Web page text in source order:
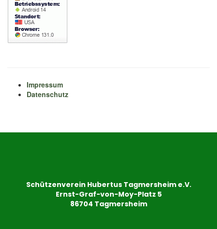
Impressum
Datenschutz
Schützenverein Hubertus Tagmersheim e.V.
Ernst-Graf-von-Moy-Platz 5
86704 Tagmersheim